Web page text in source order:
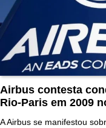
Airbus contesta
Rio-Paris em 2009
A Airbus se manifestou